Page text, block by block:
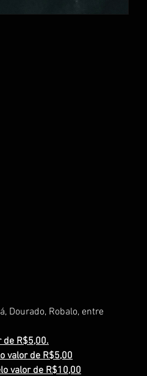
Dourado, Robalo, entre
de R$5,00.
valor de R$5,00
valor de R$10,00